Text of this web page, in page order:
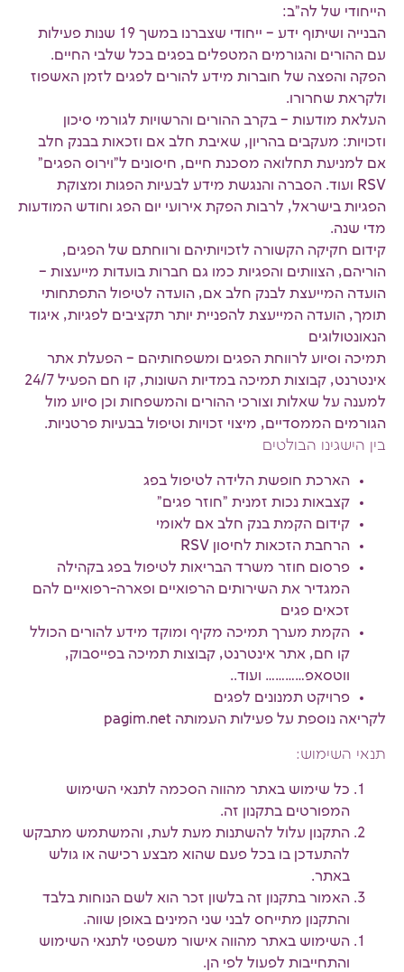
הייחודי של לה"ב:
הבנייה ושיתוף ידע – ייחודי שצברנו במשך 19 שנות פעילות
עם ההורים והגורמים המטפלים בפגים בכל שלבי החיים.
הפקה והפצה של חוברות מידע להורים לפגים לזמן האשפוז
ולקראת שחרורו.
העלאת מודעות – בקרב ההורים והרשויות לגורמי סיכון
וזכויות: מעקבים בהריון, שאיבת חלב אם וזכאות בבנק חלב
אם למניעת תחלואה מסכנת חיים, חיסונים ל"וירוס הפגים"
RSV ועוד. הסברה והנגשת מידע לבעיות הפגות ומצוקת
הפגיות בישראל, לרבות הפקת אירועי יום הפג וחודש המודעות
מדי שנה.
קידום חקיקה הקשורה לזכויותיהם ורווחתם של הפגים,
הוריהם, הצוותים והפגיות כמו גם חברות בועדות מייעצות –
הועדה המייעצת לבנק חלב אם, הועדה לטיפול התפתחותי
תומך, הועדה המייעצת להפניית יותר תקציבים לפגיות, איגוד
הנאונטולוגים
תמיכה וסיוע לרווחת הפגים ומשפחותיהם – הפעלת אתר
אינטרנט, קבוצות תמיכה במדיות השונות, קו חם הפעיל 24/7
למענה על שאלות וצורכי ההורים והמשפחות וכן סיוע מול
הגורמים הממסדיים, מיצוי זכויות וטיפול בבעיות פרטניות.
בין הישגינו הבולטים
הארכת חופשת הלידה לטיפול בפג
קצבאות נכות זמנית "חוזר פגים"
קידום הקמת בנק חלב אם לאומי
הרחבת הזכאות לחיסון RSV
פרסום חוזר משרד הבריאות לטיפול בפג בקהילה
המגדיר את השירותים הרפואיים ופארה-רפואיים להם
זכאים פגים
הקמת מערך תמיכה מקיף ומוקד מידע להורים הכולל
קו חם, אתר אינטרנט, קבוצות תמיכה בפייסבוק,
ווטסאפ………… ועוד..
פרויקט תמנונים לפגים
לקריאה נוספת על פעילות העמותה pagim.net
תנאי השימוש:
כל שימוש באתר מהווה הסכמה לתנאי השימוש
המפורטים בתקנון זה.
התקנון עלול להשתנות מעת לעת, והמשתמש מתבקש
להתעדכן בו בכל פעם שהוא מבצע רכישה או גולש
באתר.
האמור בתקנון זה בלשון זכר הוא לשם הנוחות בלבד
והתקנון מתייחס לבני שני המינים באופן שווה.
השימוש באתר מהווה אישור משפטי לתנאי השימוש
והתחייבות לפעול לפי הן.